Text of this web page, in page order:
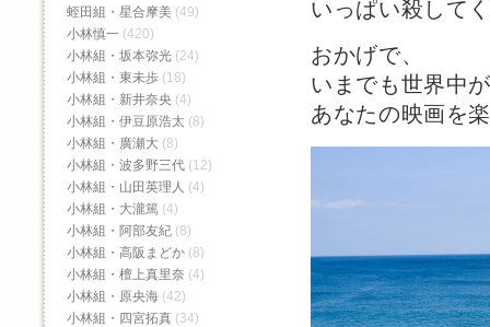
いっぱい殺して
おかげで、
いまでも世界中
あなたの映画を
蛭田組・星合摩美 (49)
小林慎一 (420)
小林組・坂本弥光 (24)
小林組・東未歩 (18)
小林組・新井奈央 (4)
小林組・伊豆原浩太 (8)
小林組・廣瀬大 (8)
小林組・波多野三代 (12)
小林組・山田英理人 (4)
小林組・大瀧篤 (4)
小林組・阿部友紀 (8)
小林組・高阪まどか (8)
小林組・檀上真里奈 (4)
小林組・原央海 (42)
小林組・四宮拓真 (34)